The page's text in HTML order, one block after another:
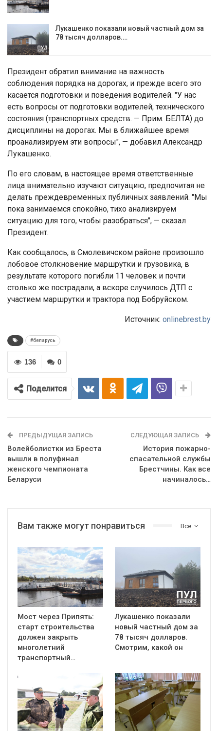
Лукашенко показали новый частный дом за
78 тысяч долларов.…
Президент обратил внимание на важность
соблюдения порядка на дорогах, и прежде всего это
касается подготовки и поведения водителей. "У нас
есть вопросы от подготовки водителей, технического
состояния (транспортных средств. — Прим. БЕЛТА) до
дисциплины на дорогах. Мы в ближайшее время
проанализируем эти вопросы", — добавил Александр
Лукашенко.
По его словам, в настоящее время ответственные
лица внимательно изучают ситуацию, предпочитая не
делать преждевременных публичных заявлений. "Мы
пока занимаемся спокойно, тихо анализируем
ситуацию для того, чтобы разобраться", — сказал
Президент.
Как сообщалось, в Смолевичском районе произошло
лобовое столкновение маршрутки и грузовика, в
результате которого погибли 11 человек и почти
столько же пострадали, а вскоре случилось ДТП с
участием маршрутки и трактора под Бобруйском.
Источник: onlinebrest.by
#беларусь
0
136
Поделится
ПРЕДЫДУЩАЯ ЗАПИСЬ
Волейболистки из Бреста
вышли в полуфинал
женского чемпионата
Беларуси
СЛЕДУЮЩАЯ ЗАПИСЬ
История пожарно-
спасательной службы
Брестчины. Как все
начиналось…
Все
Вам также могут понравиться
Мост через Припять:
старт строительства
должен закрыть
многолетний
транспортный…
Лукашенко показали
новый частный дом за
78 тысяч долларов.
Смотрим, какой он